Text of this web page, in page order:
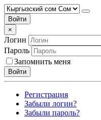
Войти
×
Логин
Пароль
Запомнить меня
Войти
Регистрация
Забыли логин?
Забыли пароль?